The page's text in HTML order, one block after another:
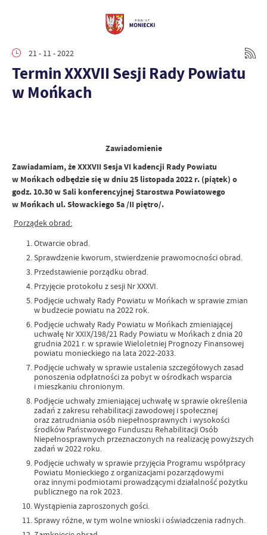
21 - 11 - 2022
Termin XXXVII Sesji Rady Powiatu
w Mońkach
Zawiadomienie
Zawiadamiam, że XXXVII Sesja VI kadencji Rady Powiatu
w Mońkach odbędzie się w dniu 25 listopada 2022 r. (piątek) o
godz. 10.30 w Sali konferencyjnej Starostwa Powiatowego
w Mońkach ul. Słowackiego 5a /II piętro/.
Porządek obrad:
Otwarcie obrad.
Sprawdzenie kworum, stwierdzenie prawomocności obrad.
Przedstawienie porządku obrad.
Przyjęcie protokołu z sesji Nr XXXVI.
Podjęcie uchwały Rady Powiatu w Mońkach w sprawie zmian
w budżecie powiatu na 2022 rok.
Podjęcie uchwały Rady Powiatu w Mońkach zmieniającej
uchwałę Nr XXIX/198/21 Rady Powiatu w Mońkach z dnia 20
grudnia 2021 r. w sprawie Wieloletniej Prognozy Finansowej
powiatu monieckiego na lata 2022-2033.
Podjęcie uchwały w sprawie ustalenia szczegółowych zasad
ponoszenia odpłatności za pobyt w ośrodkach wsparcia
i mieszkaniu chronionym.
Podjęcie uchwały zmieniającej uchwałę w sprawie określenia
zadań z zakresu rehabilitacji zawodowej i społecznej
oraz zatrudniania osób niepełnosprawnych i wysokości
środków Państwowego Funduszu Rehabilitacji Osób
Niepełnosprawnych przeznaczonych na realizację powyższych
zadań w 2022 roku.
Podjęcie uchwały w sprawie przyjęcia Programu współpracy
Powiatu Monieckiego z organizacjami pozarządowymi
oraz innymi podmiotami prowadzącymi działalność pożytku
publicznego na rok 2023.
Wystąpienia zaproszonych gości.
Sprawy różne, w tym wolne wnioski i oświadczenia radnych.